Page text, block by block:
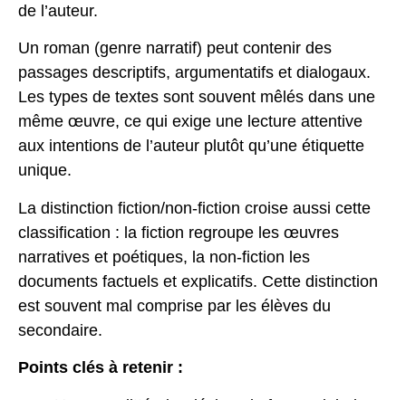
de l’auteur.
Un roman (genre narratif) peut contenir des
passages descriptifs, argumentatifs et dialogaux.
Les types de textes sont souvent mêlés dans une
même œuvre, ce qui exige une lecture attentive
aux intentions de l’auteur plutôt qu’une étiquette
unique.
La distinction fiction/non-fiction croise aussi cette
classification : la fiction regroupe les œuvres
narratives et poétiques, la non-fiction les
documents factuels et explicatifs. Cette distinction
est souvent mal comprise par les élèves du
secondaire.
Points clés à retenir :